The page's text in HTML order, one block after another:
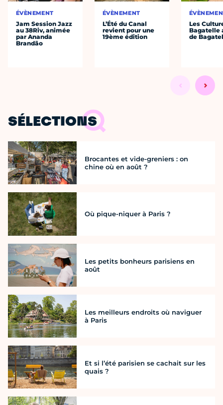
ÉVÈNEMENT
Jam Session Jazz
au 38Riv, animée
par Ananda
Brandão
ÉVÈNEMENT
L’Été du Canal
revient pour une
19ème édition
Les
Bagatelle
de
SÉLECTIONS
Brocantes et vide-greniers : on
chine où en août ?
Où pique-niquer à Paris ?
Les petits bonheurs parisiens en
août
Les meilleurs endroits où naviguer
à Paris
Et si l’été parisien se cachait sur les
quais ?